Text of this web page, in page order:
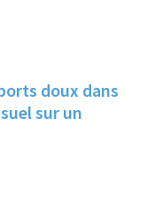
doux dans
sur un